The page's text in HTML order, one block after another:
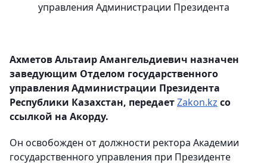
управления Администрации Президента
Ахметов Альтаир Амангельдиевич назначен
заведующим Отделом государственного
управления Администрации Президента
Республики Казахстан, передаетZakon.kz со
ссылкой на Акорду.
Он освобожден от должности ректора Академии
государственного управления при Президенте